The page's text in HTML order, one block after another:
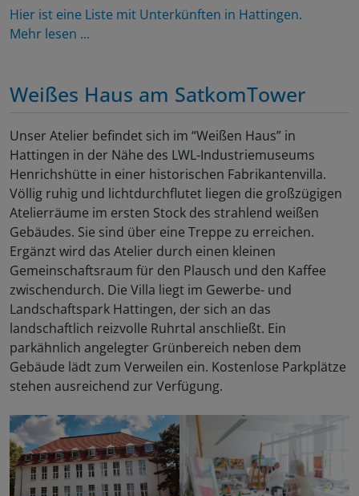
Hier ist eine Liste mit Unterkünften in Hattingen.
Mehr lesen ...
Weißes Haus am SatkomTower
Unser Atelier befindet sich im “Weißen Haus” in
Hattingen in der Nähe des LWL-Industriemuseums
Henrichshütte in einer historischen Fabrikantenvilla.
Völlig ruhig und lichtdurchflutet liegen die großzügigen
Atelierräume im ersten Stock des strahlend weißen
Gebäudes. Sie sind über eine Treppe zu erreichen.
Ergänzt wird das Atelier durch einen kleinen
Gemeinschaftsraum für den Plausch und den Kaffee
zwischendurch. Die Villa liegt im Gewerbe- und
Landschaftspark Hattingen, der sich an das
landschaftlich reizvolle Ruhrtal anschließt. Ein
parkähnlich angelegter Grünbereich neben dem
Gebäude lädt zum Verweilen ein. Kostenlose Parkplätze
stehen ausreichend zur Verfügung.